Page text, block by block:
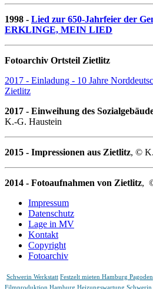
1998 - Lied zur 650-Jahrfeier der
ERKLINGE, MEIN LIED
Fotoarchiv Ortsteil Zietlitz
2017 - Einladung - 10 Jahre
Zietlitz
2017 - Einweihung des
K.-G. Haustein
2015 - Impressionen aus Zietlitz, ©
2014 - Fotoaufnahmen von Zietlitz,
Impressum
Datenschutz
Lage in MV
Kontakt
Copyright
Fotoarchiv
Schwerin Werkstatt Festzelt mieten Hamburg Pagoden
Filmproduktion Hamburg Heizungswartung